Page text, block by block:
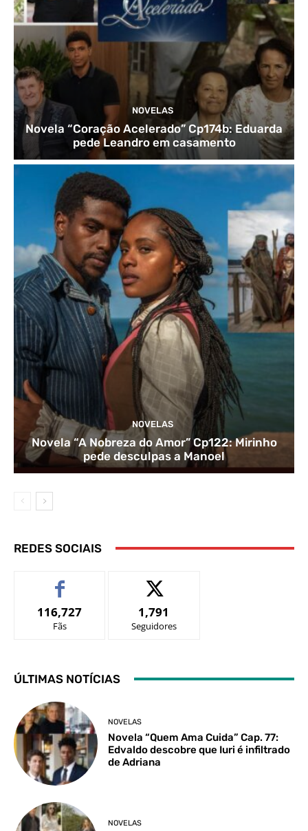
NOVELAS
Novela “Coração Acelerado” Cp174b: Eduarda
pede Leandro em casamento
NOVELAS
Novela “A Nobreza do Amor” Cp122: Mirinho
pede desculpas a Manoel
REDES SOCIAIS
116,727
Fãs
1,791
Seguidores
ÚLTIMAS NOTÍCIAS
NOVELAS
Novela “Quem Ama Cuida” Cap. 77:
Edvaldo descobre que Iuri é infiltrado
de Adriana
NOVELAS